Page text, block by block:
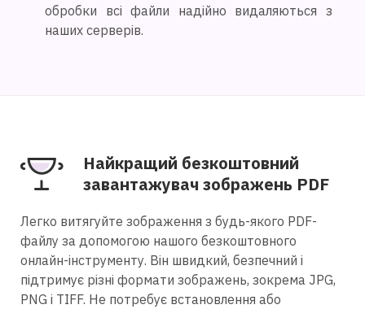
обробки всі файли надійно видаляються з
наших серверів.
Найкращий безкоштовний
завантажувач зображень PDF
Легко витягуйте зображення з будь-якого PDF-
файлу за допомогою нашого безкоштовного
онлайн-інструменту. Він швидкий, безпечний і
підтримує різні формати зображень, зокрема JPG,
PNG і TIFF. Не потребує встановлення або